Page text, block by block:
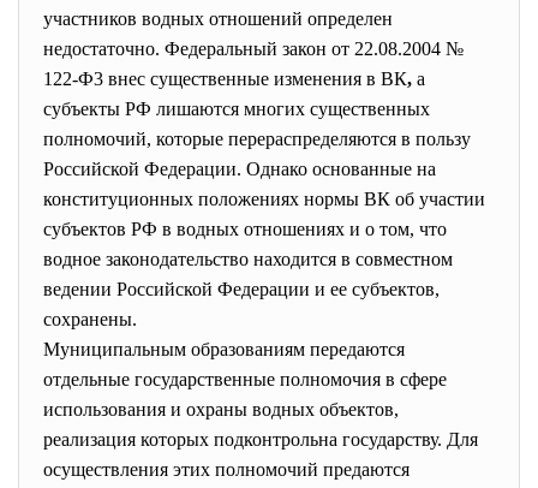
участников водных отношений определен
недостаточно. Федеральный закон от 22.08.2004 №
122-Ф3 внес существенные изменения в ВК, а
субъекты РФ лишаются многих существенных
полномочий, которые перераспределяются в пользу
Российской Федерации. Однако основанные на
конституционных положениях нормы ВК об участии
субъектов РФ в водных отношениях и о том, что
водное законодательство находится в совместном
ведении Российской Федерации и ее субъектов,
сохранены.
Муниципальным образованиям передаются
отдельные государственные полномочия в сфере
использования и охраны водных объектов,
реализация которых подконтрольна государству. Для
осуществления этих полномочий предаются